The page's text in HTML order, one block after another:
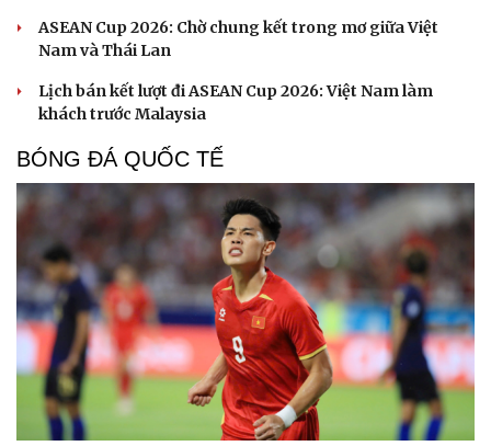
Cải chính
ASEAN Cup 2026: Chờ chung kết trong mơ giữa Việt
Nam và Thái Lan
Lịch bán kết lượt đi ASEAN Cup 2026: Việt Nam làm
khách trước Malaysia
BÓNG ĐÁ QUỐC TẾ